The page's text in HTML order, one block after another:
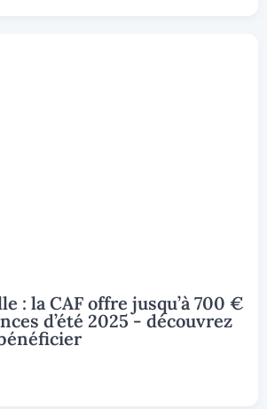
: la CAF offre jusqu’à 700 €
d’été 2025 - découvrez